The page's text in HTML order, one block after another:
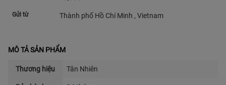
Gửi từ Thành phố Hồ Chí Minh , Vietnam
MÔ TẢ SẢN PHẨM
Thương hiệu Tân Nhiên